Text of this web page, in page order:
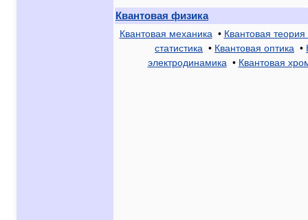
Квантовая физика
Квантовая механика • Квантовая
статистика • Квантовая оптика •
электродинамика • Квантовая